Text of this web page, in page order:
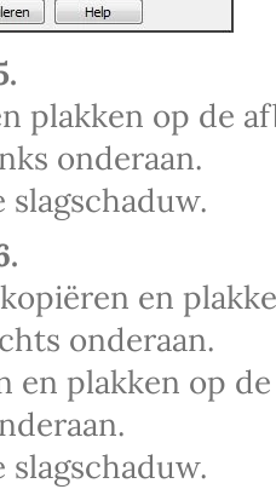
plakken op de
onderaan.
slagschaduw.
en
onderaan.
en plakken op
slagschaduw.